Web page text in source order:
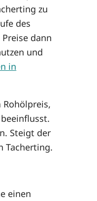
zu
des
dann
und
in
Steigt der
Tacherting.
einen